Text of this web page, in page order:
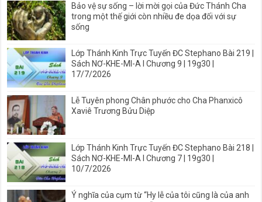
Bảo vệ sự sống – lời mời gọi của Đức Thánh Cha
trong một thế giới còn nhiều đe dọa đối với sự
sống
Lớp Thánh Kinh Trực Tuyến ĐC Stephano Bài 219 |
Sách NƠ-KHE-MI-A I Chương 9 | 19g30 |
17/7/2026
Lễ Tuyên phong Chân phước cho Cha Phanxicô
Xaviê Trương Bửu Diệp
Lớp Thánh Kinh Trực Tuyến ĐC Stephano Bài 218 |
Sách NƠ-KHE-MI-A I Chương 7 | 19g30 |
10/7/2026
Ý nghĩa của cụm từ “Hy lễ của tôi cũng là của anh